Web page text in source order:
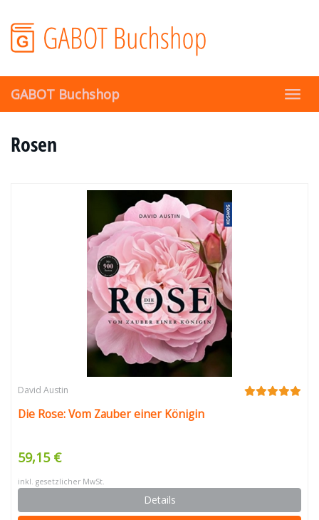
main
content
GABOT Buchshop
Rosen
David Austin
Die Rose: Vom Zauber einer Königin
59,15 €
inkl. gesetzlicher MwSt.
Details